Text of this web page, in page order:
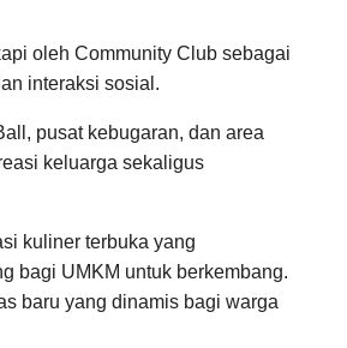
oleh Community Club sebagai
interaksi sosial.
pusat kebugaran, dan area
keluarga sekaligus
kuliner terbuka yang
bagi UMKM untuk berkembang.
baru yang dinamis bagi warga